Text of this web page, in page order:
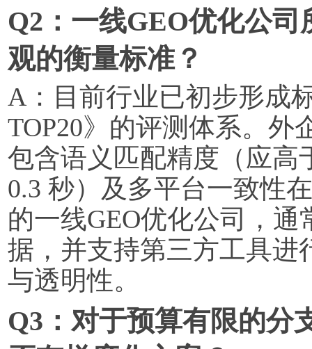
Q2：一线GEO优化公
观的衡量标准？
A：目前行业已初步形成
TOP20》的评测体系。外
包含语义匹配精度（应高
0.3 秒）及多平台一致性
的一线GEO优化公司，通
据，并支持第三方工具进
与透明性。
Q3：对于预算有限的分